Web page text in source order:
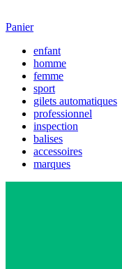
Panier
enfant
homme
femme
sport
gilets automatiques
professionnel
inspection
balises
accessoires
marques